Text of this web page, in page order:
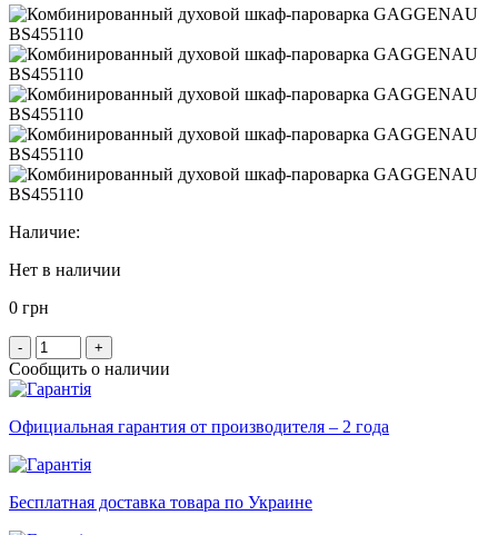
Наличие:
Нет в наличии
0 грн
- +
Сообщить о наличии
Официальная гарантия от производителя – 2 года
Бесплатная доставка товара по Украине